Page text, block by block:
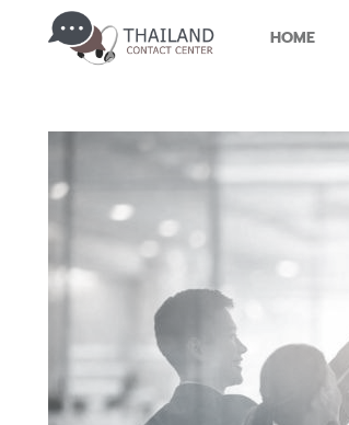
HOME
Contact Center คืออะไร?
Supervisor บริหาร Contact Center อย่างไร?